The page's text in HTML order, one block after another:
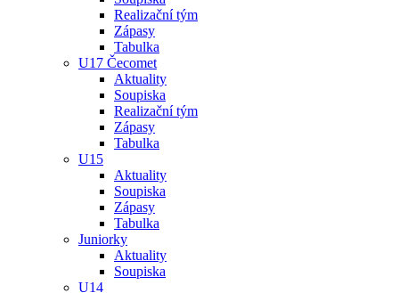
Realizační tým
Zápasy
Tabulka
U17 Čecomet
Aktuality
Soupiska
Realizační tým
Zápasy
Tabulka
U15
Aktuality
Soupiska
Zápasy
Tabulka
Juniorky
Aktuality
Soupiska
U14